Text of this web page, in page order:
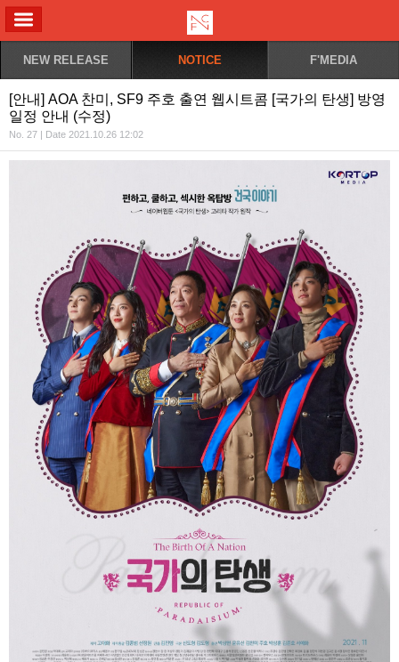
NEW RELEASE NOTICE F'MEDIA
[안내] AOA 찬미, SF9 주호 출연 웹시트콤 [국가의 탄생] 방영
일정 안내 (수정)
No. 27 | Date 2021.10.26 12:02